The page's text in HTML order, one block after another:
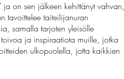
on sen jälkeen kehittänyt vahvan,
tavoittelee taiteilijanuran
samalla tarjoten yleisölle
ja inspiraatiota muille, jotka
ulkopuolella, jotta kaikkien